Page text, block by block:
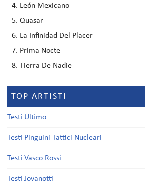
León Mexicano
Quasar
La Infinidad Del Placer
Prima Nocte
Tierra De Nadie
TOP ARTISTI
Testi Ultimo
Testi Pinguini Tattici Nucleari
Testi Vasco Rossi
Testi Jovanotti